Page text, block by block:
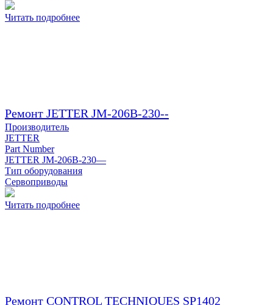
Читать подробнее
Ремонт JETTER JM-206B-230--
Производитель
JETTER
Part Number
JETTER JM-206B-230—
Тип оборудования
Сервоприводы
Читать подробнее
Ремонт CONTROL TECHNIQUES SP1402